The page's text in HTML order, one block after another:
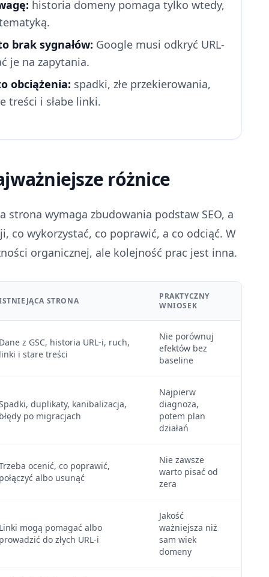
historia domeny pomaga tylko wtedy,
brak sygnałów: Google musi odkryć URL-
je na zapytania.
obciążenia: spadki, złe przekierowania,
treści i słabe linki.
różnice
wymaga zbudowania podstaw SEO, a
co wykorzystać, co poprawić, a co odciąć. W
organicznej, ale kolejność prac jest inna.
STRONA
PRAKTYCZNY
WNIOSEK
z GSC, historia URL-i, ruch,
i stare treści
Nie porównuj
efektów bez
baseline
duplikaty, kanibalizacja,
po migracjach
Najpierw
diagnoza,
potem plan
działań
ocenić, co poprawić,
albo usunąć
Nie zawsze
warto pisać od
zera
mogą pomagać albo
do złych URL-i
Jakość
ważniejsza niż
sam wiek
domeny